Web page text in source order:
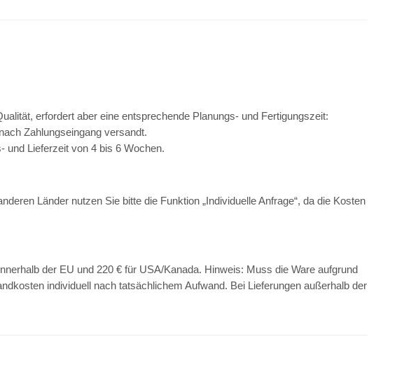
erfordert aber eine entsprechende Planungs- und Fertigungszeit:
Zahlungseingang versandt.
und Lieferzeit von 4 bis 6 Wochen.
Länder nutzen Sie bitte die Funktion „Individuelle Anfrage“, da die Kosten
der EU und 220 € für USA/Kanada. Hinweis: Muss die Ware aufgrund
individuell nach tatsächlichem Aufwand. Bei Lieferungen außerhalb der